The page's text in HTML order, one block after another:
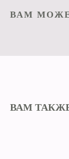
ВАМ
ВАМ